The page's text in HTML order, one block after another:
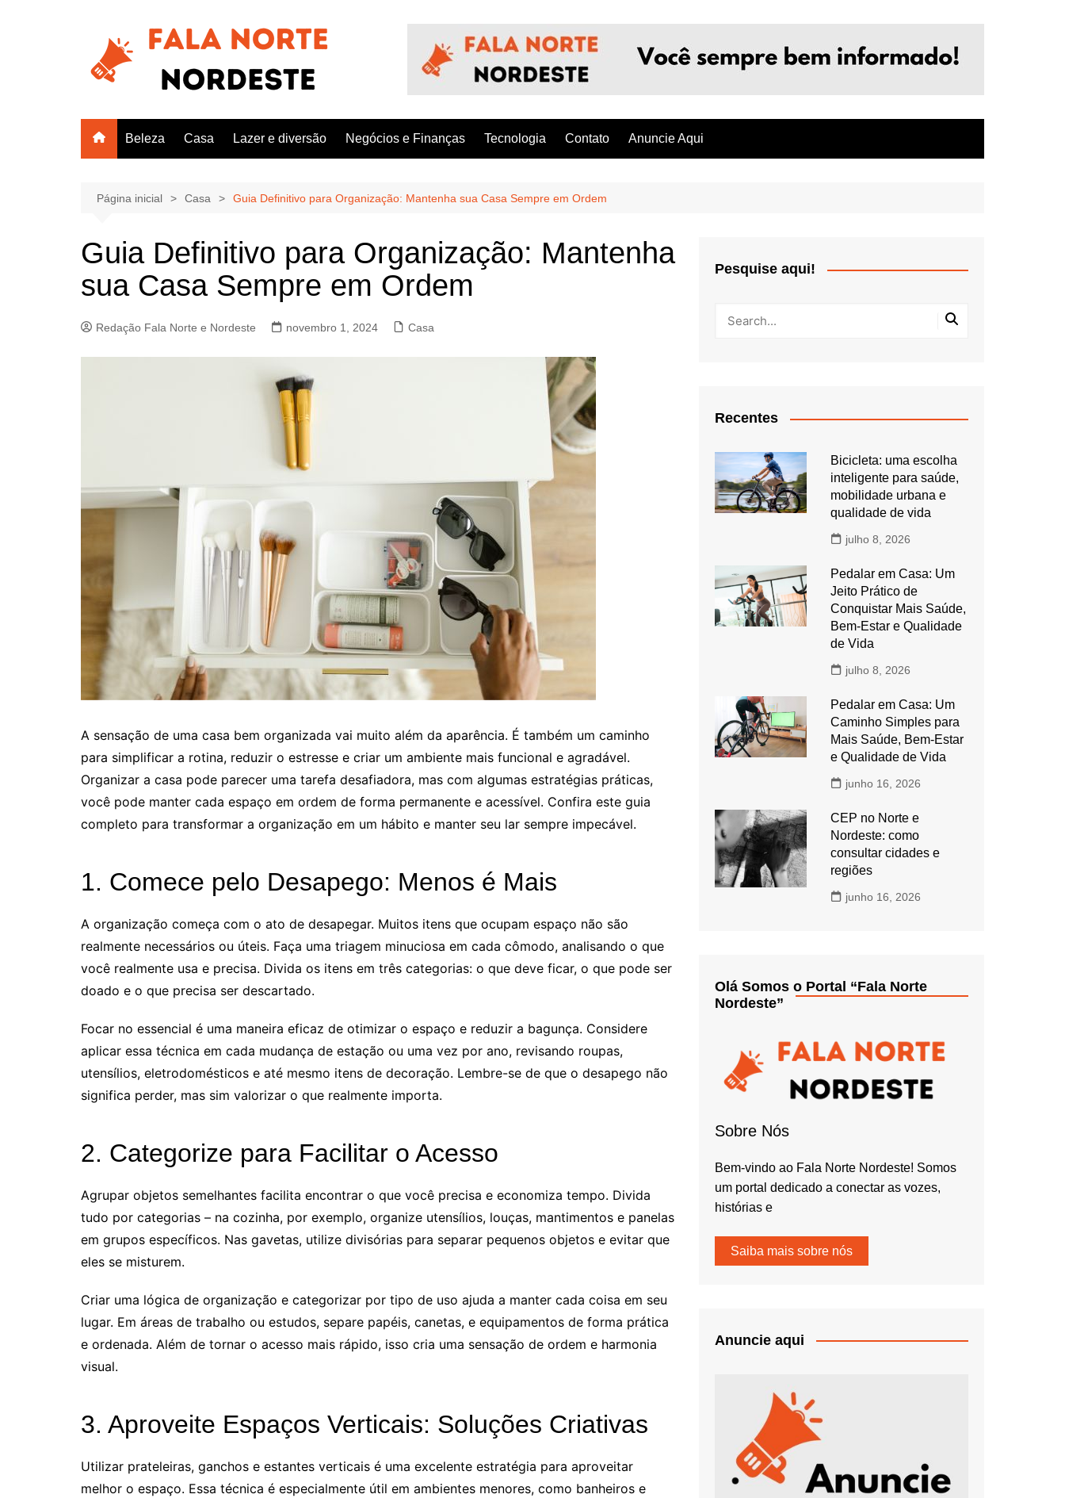
Beleza Casa Lazer e diversão Negócios e Finanças Tecnologia Contato Anuncie Aqui
Página inicial Casa Guia Definitivo para Organização: Mantenha sua Casa Sempre em Ordem
Guia Definitivo para Organização: Mantenha
sua Casa Sempre em Ordem
Redação Fala Norte e Nordeste novembro 1, 2024 Casa
A sensação de uma casa bem organizada vai muito além da aparência. É também um caminho
para simplificar a rotina, reduzir o estresse e criar um ambiente mais funcional e agradável.
Organizar a casa pode parecer uma tarefa desafiadora, mas com algumas estratégias práticas,
você pode manter cada espaço em ordem de forma permanente e acessível. Confira este guia
completo para transformar a organização em um hábito e manter seu lar sempre impecável.
1. Comece pelo Desapego: Menos é Mais
A organização começa com o ato de desapegar. Muitos itens que ocupam espaço não são
realmente necessários ou úteis. Faça uma triagem minuciosa em cada cômodo, analisando o que
você realmente usa e precisa. Divida os itens em três categorias: o que deve ficar, o que pode ser
doado e o que precisa ser descartado.
Focar no essencial é uma maneira eficaz de otimizar o espaço e reduzir a bagunça. Considere
aplicar essa técnica em cada mudança de estação ou uma vez por ano, revisando roupas,
utensílios, eletrodomésticos e até mesmo itens de decoração. Lembre-se de que o desapego não
significa perder, mas sim valorizar o que realmente importa.
2. Categorize para Facilitar o Acesso
Agrupar objetos semelhantes facilita encontrar o que você precisa e economiza tempo. Divida
tudo por categorias – na cozinha, por exemplo, organize utensílios, louças, mantimentos e panelas
em grupos específicos. Nas gavetas, utilize divisórias para separar pequenos objetos e evitar que
eles se misturem.
Criar uma lógica de organização e categorizar por tipo de uso ajuda a manter cada coisa em seu
lugar. Em áreas de trabalho ou estudos, separe papéis, canetas, e equipamentos de forma prática
e ordenada. Além de tornar o acesso mais rápido, isso cria uma sensação de ordem e harmonia
visual.
3. Aproveite Espaços Verticais: Soluções Criativas
Utilizar prateleiras, ganchos e estantes verticais é uma excelente estratégia para aproveitar
melhor o espaço. Essa técnica é especialmente útil em ambientes menores, como banheiros e
Pesquise aqui!
Recentes
Bicicleta: uma escolha
inteligente para saúde,
mobilidade urbana e
qualidade de vida
julho 8, 2026
Pedalar em Casa: Um
Jeito Prático de
Conquistar Mais Saúde,
Bem-Estar e Qualidade
de Vida
julho 8, 2026
Pedalar em Casa: Um
Caminho Simples para
Mais Saúde, Bem-Estar
e Qualidade de Vida
junho 16, 2026
CEP no Norte e
Nordeste: como
consultar cidades e
regiões
junho 16, 2026
Olá Somos o Portal “Fala Norte
Nordeste”
Sobre Nós
Bem-vindo ao Fala Norte Nordeste! Somos
um portal dedicado a conectar as vozes,
histórias e
Saiba mais sobre nós
Anuncie aqui